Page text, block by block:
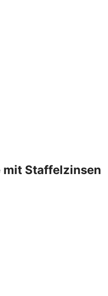
mit Staffelzinsen